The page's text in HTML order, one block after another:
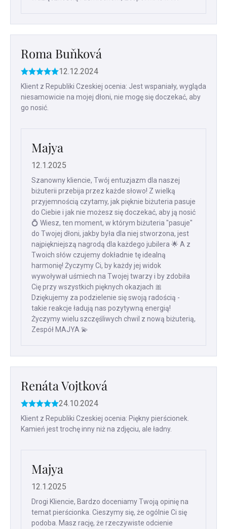
Roma Buňková
Ocena
produktu
to
5
na
12.12.2024
Klient z Republiki Czeskiej ocenia: Jest wspaniały, wygląda
niesamowicie na mojej dłoni, nie mogę się doczekać, aby
go nosić.
Majya
12.1.2025
Szanowny kliencie, Twój entuzjazm dla naszej
biżuterii przebija przez każde słowo! Z wielką
przyjemnością czytamy, jak pięknie biżuteria pasuje
do Ciebie i jak nie możesz się doczekać, aby ją nosić
💍 Wiesz, ten moment, w którym biżuteria "pasuje"
do Twojej dłoni, jakby była dla niej stworzona, jest
najpiękniejszą nagrodą dla każdego jubilera 🌟 A z
Twoich słów czujemy dokładnie tę idealną
harmonię! Życzymy Ci, by każdy jej widok
wywoływał uśmiech na Twojej twarzy i by zdobiła
Cię przy wszystkich pięknych okazjach 🎀
Dziękujemy za podzielenie się swoją radością -
takie reakcje ładują nas pozytywną energią!
Życzymy wielu szczęśliwych chwil z nową biżuterią,
Zespół MAJYA 💫
Renáta Vojtková
Ocena
produktu
to
gwiazdek.
24.10.2024
Klient z Republiki Czeskiej ocenia: Piękny pierścionek.
Kamień jest trochę inny niż na zdjęciu, ale ładny.
Majya
12.1.2025
Drogi Kliencie, Bardzo doceniamy Twoją opinię na
temat pierścionka. Cieszymy się, że ogólnie Ci się
podoba. Masz rację, że rzeczywiste odcienie